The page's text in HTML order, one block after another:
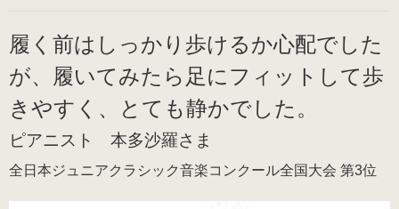
ピアニストの声
愛用ピアニストの声１
愛用ピアニストの声２
履く前はしっかり歩けるか心配でした
が、履いてみたら足にフィットして歩
きやすく、とても静かでした。
ピアニスト 本多沙羅さま
全日本ジュニアクラシック音楽コンクール全国大会 第3位